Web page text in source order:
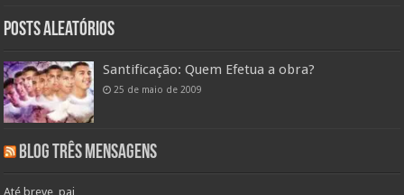
Posts aleatórios
Santificação: Quem Efetua a obra?
25 de maio de 2009
Blog Três Mensagens
Até breve, pai